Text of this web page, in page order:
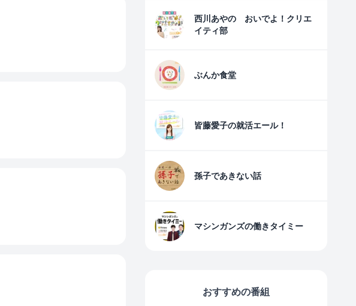
西川あやの おいでよ！クリエ
イティ部
ぶんか食堂
皆藤愛子の就活エール！
孫子であきない話
マシンガンズの働きタイミー
おすすめの番組